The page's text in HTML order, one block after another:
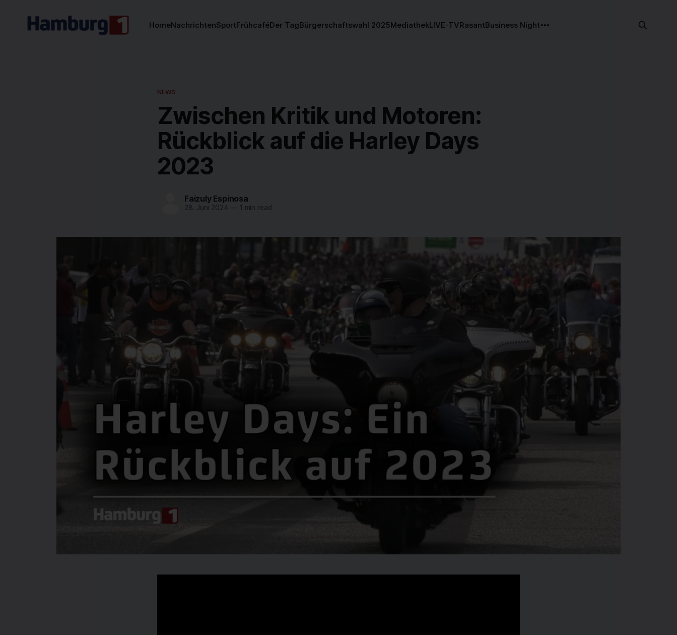
HomeNachrichtenSportFrühcaféDer TagBürgerschaftswahl 2025MediathekLIVE-TVRasantBusiness Night
NEWS
Zwischen Kritik und Motoren:
Rückblick auf die Harley Days
2023
Faizuly Espinosa
28. Juni 2024 —1 min read